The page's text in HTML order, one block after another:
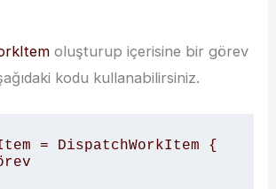
oluşturup içerisine bir görev
kodu kullanabilirsiniz.
= DispatchWorkItem {